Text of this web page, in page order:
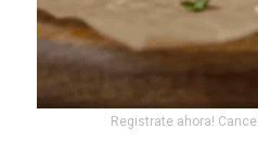
Registrate ahora!